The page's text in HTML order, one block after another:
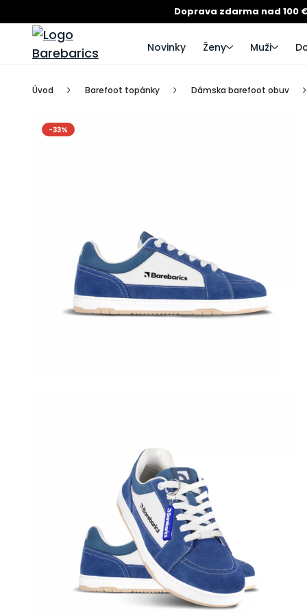
Doprava zdarma nad 100
Novinky Ženy Muži
Úvod Barefoot topánky Dámska barefoot obuv
-33%